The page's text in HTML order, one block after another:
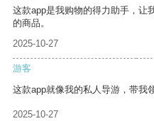
这款app是我购物的得力助手，让
的商品。
2025-10-27
游客
这款app就像我的私人导游，带我
2025-10-27